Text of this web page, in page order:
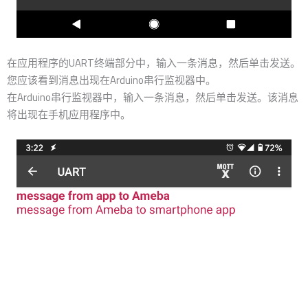
在应用程序的UART终端部分中，输入一条消息，然后单击发送。
您应该看到消息出现在Arduino串行监视器中。
在Arduino串行监视器中，输入一条消息，然后单击发送。该消息
将出现在手机应用程序中。